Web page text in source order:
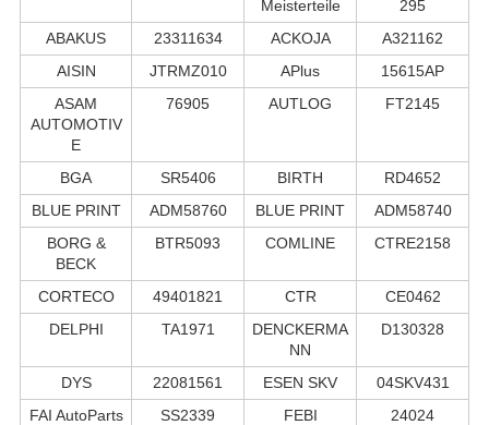
Meisterteile
295
ABAKUS
23311634 ACKOJA
A321162
AISIN
JTRMZ010 APlus
15615AP
ASAM
AUTOMOTIV
E
76905 AUTLOG FT2145
BGA SR5406 BIRTH
RD4652
BLUE PRINT
ADM58760 BLUE PRINT
ADM58740
BORG &
BECK
BTR5093 COMLINE CTRE2158
CORTECO 49401821 CTR
CE0462
DELPHI
TA1971
DENCKERMA
NN
D130328
DYS 22081561 ESEN SKV
04SKV431
FAI AutoParts
SS2339
FEBI
24024